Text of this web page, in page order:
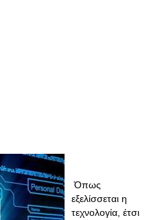
Όπως
εξελίσσεται η
τεχνολογία, έτσι